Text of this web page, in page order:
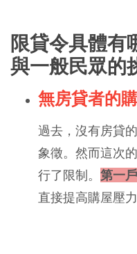
限貸令具體有
與一般民眾的
無房貸者的
過去，沒有房貸
象徵。然而這次
行了限制。 第一
直接提高購屋壓力